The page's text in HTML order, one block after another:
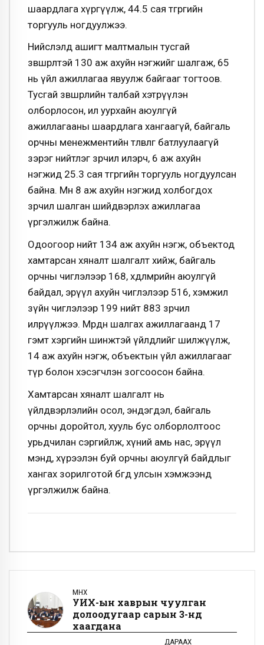
шаардлага хүргүүлж, 44.5 сая төгрөгийн
торгууль ногдуулжээ.
Нийслэлд ашигт малтмалын тусгай
зөвшөөрөлтэй 130 аж ахуйн нэгжийг шалгаж, 65
нь үйл ажиллагаа явуулж байгааг тогтоов.
Тусгай зөвшөөрлийн талбай хэтрүүлэн
олборлосон, ил уурхайн аюулгүй
ажиллагааны шаардлага хангаагүй, байгаль
орчны менежментийн төлөвлөгөө батлуулаагүй
зэрэг нийтлэг зөрчил илэрч, 6 аж ахуйн
нэгжид 25.3 сая төгрөгийн торгууль ногдуулсан
байна. Мөн 8 аж ахуйн нэгжид холбогдох
зөрчил шалган шийдвэрлэх ажиллагаа
үргэлжилж байна.
Одоогоор нийт 134 аж ахуйн нэгж, объектод
хамтарсан хяналт шалгалт хийж, байгаль
орчны чиглэлээр 168, хөдөлмөрийн аюулгүй
байдал, эрүүл ахуйн чиглэлээр 516, хэмжил
зүйн чиглэлээр 199 нийт 883 зөрчил
илрүүлжээ. Мөрдөн шалгах ажиллагаанд 17
гэмт хэргийн шинжтэй үйлдлийг шилжүүлж,
14 аж ахуйн нэгж, объектын үйл ажиллагааг
түр болон хэсэгчлэн зогсоосон байна.
Хамтарсан хяналт шалгалт нь
үйлдвэрлэлийн осол, эндэгдэл, байгаль
орчны доройтол, хууль бус олборлолтоос
урьдчилан сэргийлж, хүний амь нас, эрүүл
мэнд, хүрээлэн буй орчны аюулгүй байдлыг
хангах зорилготой бөгөөд улсын хэмжээнд
үргэлжилж байна.
ӨМНӨХ
УИХ-ын хаврын чуулган
долоодугаар сарын 3-нд
хаагдана
ДАРААХ